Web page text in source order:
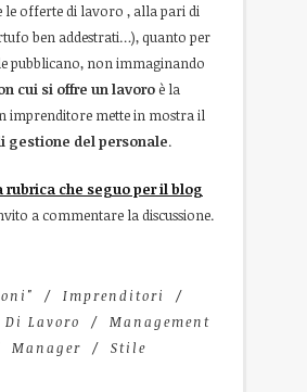
le offerte di lavoro , alla pari di
ben addestrati…), quanto per
pubblicano, non immaginando
cui si offre un lavoroè la
imprenditore mette in mostra il
gestione del personale.
rubrica che seguo per il blog
a commentare la discussione.
Imprenditori
Lavoro
Management
Manager
Stile